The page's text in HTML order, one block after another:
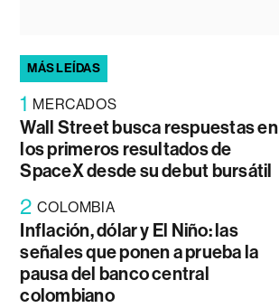
MÁS LEÍDAS
1 MERCADOS
Wall Street busca respuestas en
los primeros resultados de
SpaceX desde su debut bursátil
2 COLOMBIA
Inflación, dólar y El Niño: las
señales que ponen a prueba la
pausa del banco central
colombiano